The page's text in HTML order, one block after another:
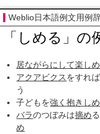
Weblio日本語例文用例
「しめる」の
居ながらにして楽し
アクアビクスをすれ
う
子どもを強く抱きし
バラのつぼみは摘め
め